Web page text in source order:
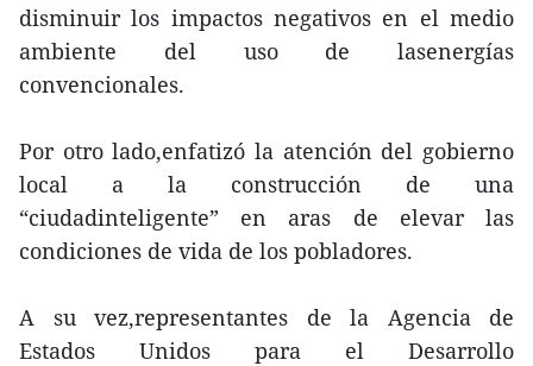
disminuir los impactos negativos en el medio
ambiente del uso de lasenergías
convencionales.
Por otro lado,enfatizó la atención del gobierno
local a la construcción de una
“ciudadinteligente” en aras de elevar las
condiciones de vida de los pobladores.
A su vez,representantes de la Agencia de
Estados Unidos para el Desarrollo